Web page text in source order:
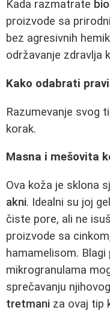
Kada razmatrate
proizvode sa
bez agresivnih
održavanje zdravlja
Kako odabrati
Razumevanje svog
korak.
Masna i mešovita
Ova koža je sklona
akni. Idealni su joj
čiste pore, ali ne
proizvode sa
hamamelisom. Blagi
mikrogranulama
sprečavanju
tretmani za ovaj tip